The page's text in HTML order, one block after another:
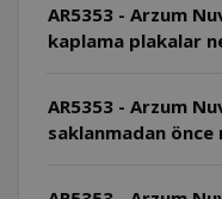
AR5353 - Arzum
kaplama plakalar
AR5353 - Arzum
saklanmadan önce